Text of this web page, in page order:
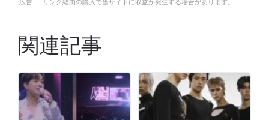
広告 — リンク経由の購入で当サイトに収益が発生する場合があります。
関連記事